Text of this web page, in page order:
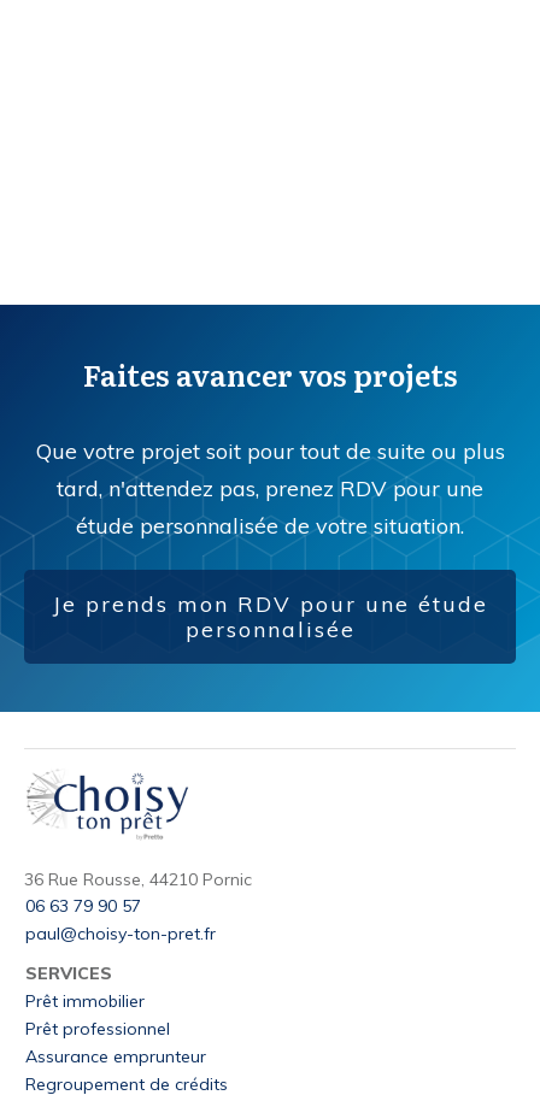
Faites avancer vos projets
Que votre projet soit pour tout de suite ou plus
tard, n'attendez pas, prenez RDV pour une
étude personnalisée de votre situation.
Je prends mon RDV pour une étude
personnalisée
36 Rue Rousse, 44210 Pornic
06 63 79 90 57
paul@choisy-ton-pret.fr
SERVICES
Prêt immobilier
Prêt professionnel
Assurance emprunteur
Regroupement de crédits